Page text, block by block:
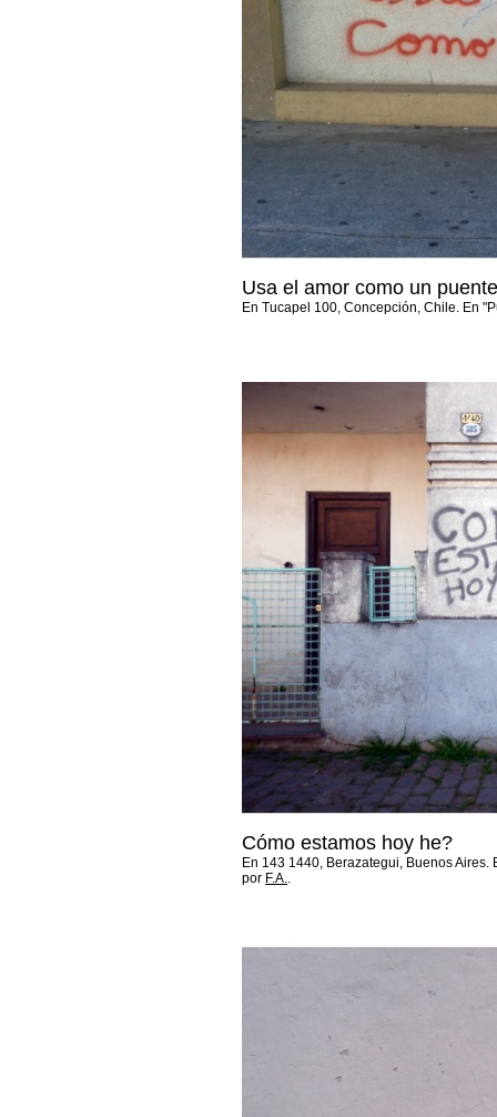
Usa el amor como un
En Tucapel 100, Concepción, Chile. En
Cómo estamos hoy he?
En 143 1440, Berazategui, Buenos
por F.A..